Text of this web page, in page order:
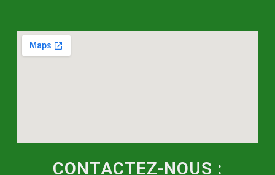
CONTACTEZ-NOUS :